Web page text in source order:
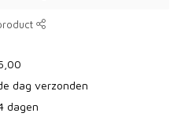
dag verzonden
dagen